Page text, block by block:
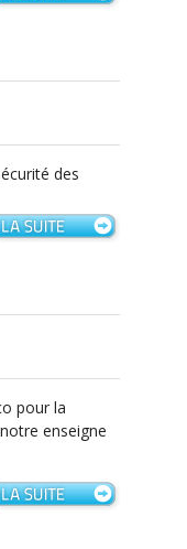
des
pour la
enseigne